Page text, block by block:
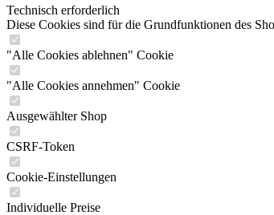
Technisch erforderlich
Diese Cookies sind für die Grundfunktionen des
"Alle Cookies ablehnen" Cookie
"Alle Cookies annehmen" Cookie
Ausgewählter Shop
CSRF-Token
Cookie-Einstellungen
Individuelle Preise